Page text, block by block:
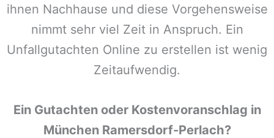
ihnen Nachhause und diese Vorgehensweise
nimmt sehr viel Zeit in Anspruch. Ein
Unfallgutachten Online zu erstellen ist wenig
Zeitaufwendig.
Ein Gutachten oder Kostenvoranschlag in
München Ramersdorf-Perlach?